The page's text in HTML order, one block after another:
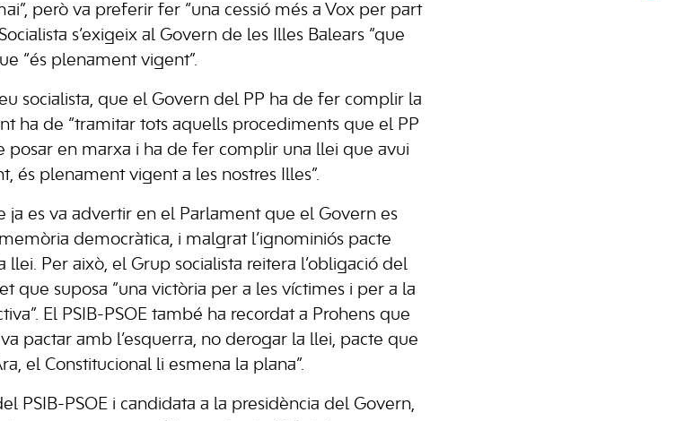
però va preferir fer “una cessió més a Vox per part
s’exigeix al Govern de les Illes Balears “que
“és plenament vigent”.
socialista, que el Govern del PP ha de fer complir la
ha de “tramitar tots aquells procediments que el PP
posar en marxa i ha de fer complir una llei que avui
és plenament vigent a les nostres Illes”.
ja es va advertir en el Parlament que el Govern es
democràtica, i malgrat l’ignominiós pacte
Per això, el Grup socialista reitera l’obligació del
que suposa “una victòria per a les víctimes i per a la
El PSIB-PSOE també ha recordat a Prohens que
pactar amb l’esquerra, no derogar la llei, pacte que
el Constitucional li esmena la plana”.
PSIB-PSOE i candidata a la presidència del Govern,